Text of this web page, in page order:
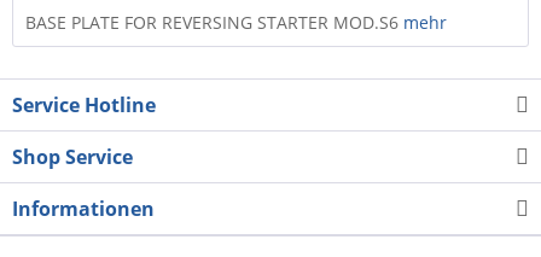
BASE PLATE FOR REVERSING STARTER MOD.S6 mehr
Service Hotline
Shop Service
Informationen